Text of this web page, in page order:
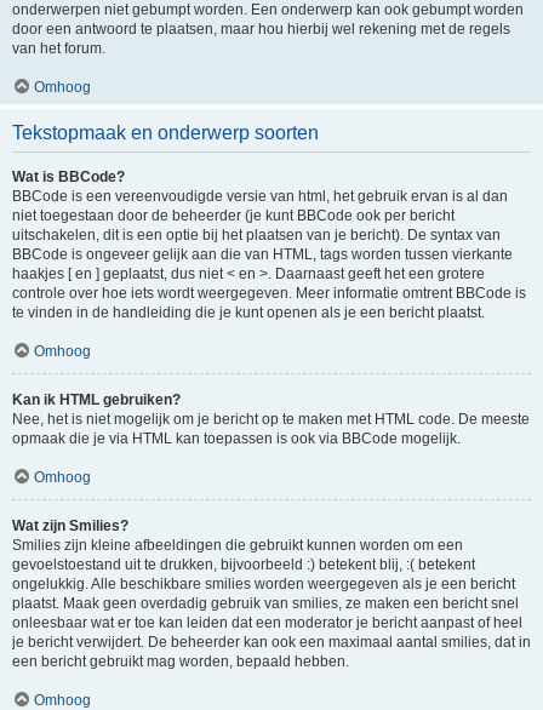
onderwerpen niet gebumpt worden. Een onderwerp kan ook gebumpt worden
door een antwoord te plaatsen, maar hou hierbij wel rekening met de regels
van het forum.
Omhoog
Tekstopmaak en onderwerp soorten
Wat is BBCode?
BBCode is een vereenvoudigde versie van html, het gebruik ervan is al dan
niet toegestaan door de beheerder (je kunt BBCode ook per bericht
uitschakelen, dit is een optie bij het plaatsen van je bericht). De syntax van
BBCode is ongeveer gelijk aan die van HTML, tags worden tussen vierkante
haakjes [ en ] geplaatst, dus niet < en >. Daarnaast geeft het een grotere
controle over hoe iets wordt weergegeven. Meer informatie omtrent BBCode is
te vinden in de handleiding die je kunt openen als je een bericht plaatst.
Omhoog
Kan ik HTML gebruiken?
Nee, het is niet mogelijk om je bericht op te maken met HTML code. De meeste
opmaak die je via HTML kan toepassen is ook via BBCode mogelijk.
Omhoog
Wat zijn Smilies?
Smilies zijn kleine afbeeldingen die gebruikt kunnen worden om een
gevoelstoestand uit te drukken, bijvoorbeeld :) betekent blij, :( betekent
ongelukkig. Alle beschikbare smilies worden weergegeven als je een bericht
plaatst. Maak geen overdadig gebruik van smilies, ze maken een bericht snel
onleesbaar wat er toe kan leiden dat een moderator je bericht aanpast of heel
je bericht verwijdert. De beheerder kan ook een maximaal aantal smilies, dat in
een bericht gebruikt mag worden, bepaald hebben.
Omhoog